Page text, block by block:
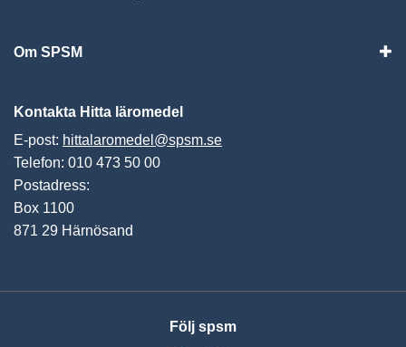
Om SPSM
Kontakta Hitta läromedel
E-post: hittalaromedel@spsm.se
Telefon: 010 473 50 00
Postadress:
Box 1100
871 29 Härnösand
Följ spsm